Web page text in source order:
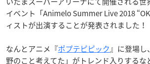
イベント「Animelo Summer Live 2018
ィストが出演することが発表されました！
なんとアニメ『ポプテピピック』に登場し
野のこと考えてた」がトレンド入りするな